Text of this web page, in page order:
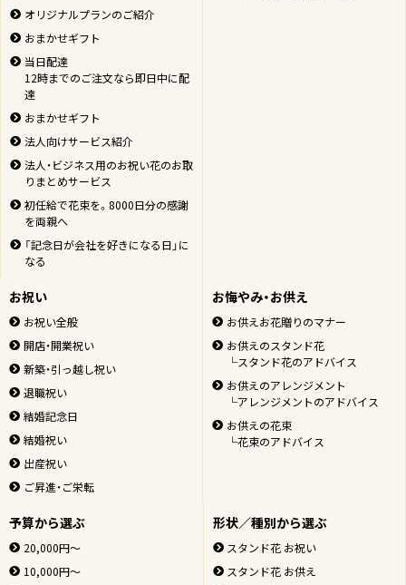
オリジナルプランのご紹介
おまかせギフト
当日配達
12時までのご注文なら即日中に配
達
おまかせギフト
法人向けサービス紹介
法人・ビジネス用のお祝い花のお取
りまとめサービス
初任給で花束を。8000日分の感謝
を両親へ
「記念日が会社を好きになる日」に
なる
お祝い
お祝い全般
開店・開業祝い
新築・引っ越し祝い
退職祝い
結婚記念日
結婚祝い
出産祝い
ご昇進・ご栄転
お悔やみ・お供え
お供えお花贈りのマナー
お供えのスタンド花
└スタンド花のアドバイス
お供えのアレンジメント
└アレンジメントのアドバイス
お供えの花束
└花束のアドバイス
予算から選ぶ
20,000円～
10,000円～
形状／種別から選ぶ
スタンド花 お祝い
スタンド花 お供え